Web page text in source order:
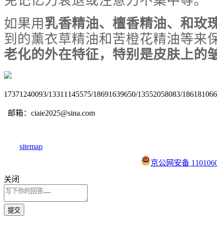
如果用乳香精油、檀香精油、和玫
到的薰衣草精油和苦橙花精油等来
老化的外在特征，特别是皮肤上的
17371240093/13311145575/18691639650/13552058083/
邮箱：ciaie2025@sina.com
sitemap
京公网安备
关闭
提交